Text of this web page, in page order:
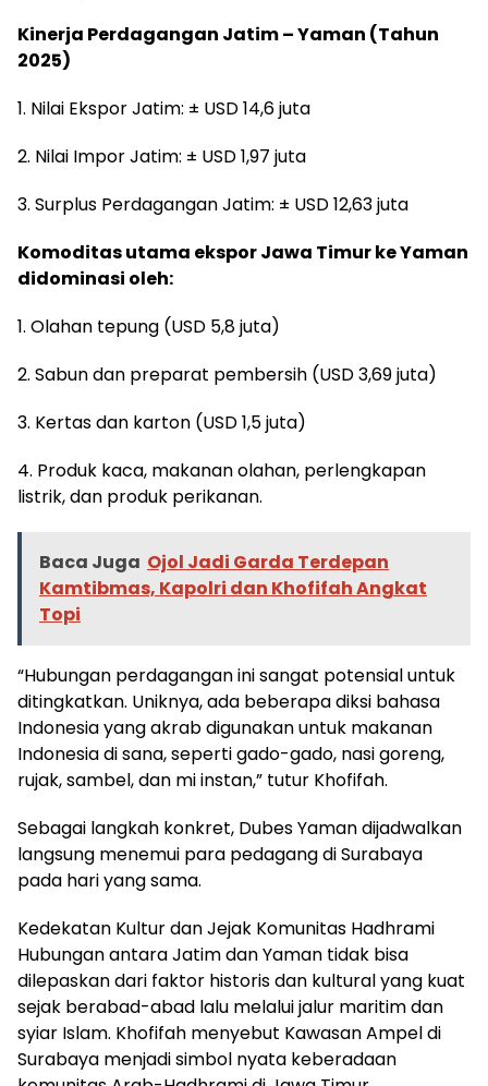
Kinerja Perdagangan Jatim – Yaman (Tahun
2025)
1. Nilai Ekspor Jatim: ± USD 14,6 juta
2. Nilai Impor Jatim: ± USD 1,97 juta
3. Surplus Perdagangan Jatim: ± USD 12,63 juta
Komoditas utama ekspor Jawa Timur ke Yaman
didominasi oleh:
1. Olahan tepung (USD 5,8 juta)
2. Sabun dan preparat pembersih (USD 3,69 juta)
3. Kertas dan karton (USD 1,5 juta)
4. Produk kaca, makanan olahan, perlengkapan
listrik, dan produk perikanan.
Baca Juga Ojol Jadi Garda Terdepan
Kamtibmas, Kapolri dan Khofifah Angkat
Topi
“Hubungan perdagangan ini sangat potensial untuk
ditingkatkan. Uniknya, ada beberapa diksi bahasa
Indonesia yang akrab digunakan untuk makanan
Indonesia di sana, seperti gado-gado, nasi goreng,
rujak, sambel, dan mi instan,” tutur Khofifah.
Sebagai langkah konkret, Dubes Yaman dijadwalkan
langsung menemui para pedagang di Surabaya
pada hari yang sama.
Kedekatan Kultur dan Jejak Komunitas Hadhrami
Hubungan antara Jatim dan Yaman tidak bisa
dilepaskan dari faktor historis dan kultural yang kuat
sejak berabad-abad lalu melalui jalur maritim dan
syiar Islam. Khofifah menyebut Kawasan Ampel di
Surabaya menjadi simbol nyata keberadaan